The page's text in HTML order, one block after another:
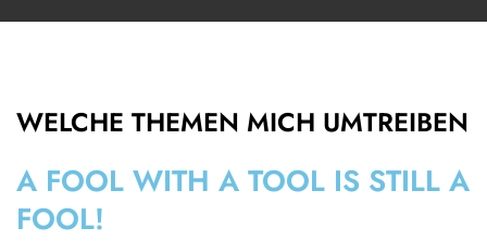
WELCHE THEMEN MICH UMTREIBEN
A FOOL WITH A TOOL IS STILL A
FOOL!